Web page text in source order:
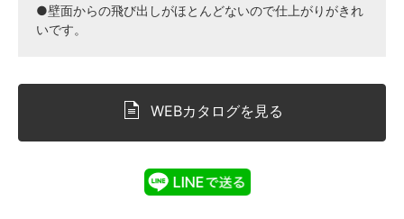
●壁面からの飛び出しがほとんどないので仕上がりがきれ
いです。
WEBカタログを見る